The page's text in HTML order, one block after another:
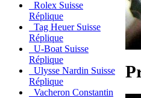
Rolex Suisse
Réplique
Tag Heuer Suisse
Réplique
U-Boat Suisse
Réplique
Ulysse Nardin Suisse
Réplique
Vacheron Constantin